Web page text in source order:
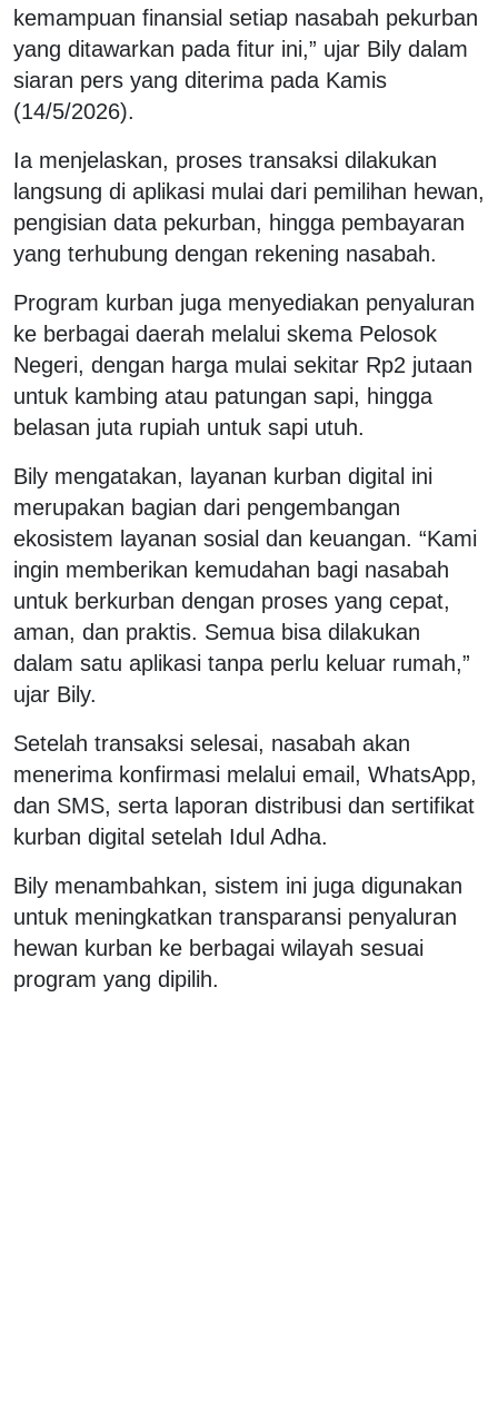
kemampuan finansial setiap nasabah pekurban
yang ditawarkan pada fitur ini,” ujar Bily dalam
siaran pers yang diterima pada Kamis
(14/5/2026).
Ia menjelaskan, proses transaksi dilakukan
langsung di aplikasi mulai dari pemilihan hewan,
pengisian data pekurban, hingga pembayaran
yang terhubung dengan rekening nasabah.
Program kurban juga menyediakan penyaluran
ke berbagai daerah melalui skema Pelosok
Negeri, dengan harga mulai sekitar Rp2 jutaan
untuk kambing atau patungan sapi, hingga
belasan juta rupiah untuk sapi utuh.
Bily mengatakan, layanan kurban digital ini
merupakan bagian dari pengembangan
ekosistem layanan sosial dan keuangan. “Kami
ingin memberikan kemudahan bagi nasabah
untuk berkurban dengan proses yang cepat,
aman, dan praktis. Semua bisa dilakukan
dalam satu aplikasi tanpa perlu keluar rumah,”
ujar Bily.
Setelah transaksi selesai, nasabah akan
menerima konfirmasi melalui email, WhatsApp,
dan SMS, serta laporan distribusi dan sertifikat
kurban digital setelah Idul Adha.
Bily menambahkan, sistem ini juga digunakan
untuk meningkatkan transparansi penyaluran
hewan kurban ke berbagai wilayah sesuai
program yang dipilih.